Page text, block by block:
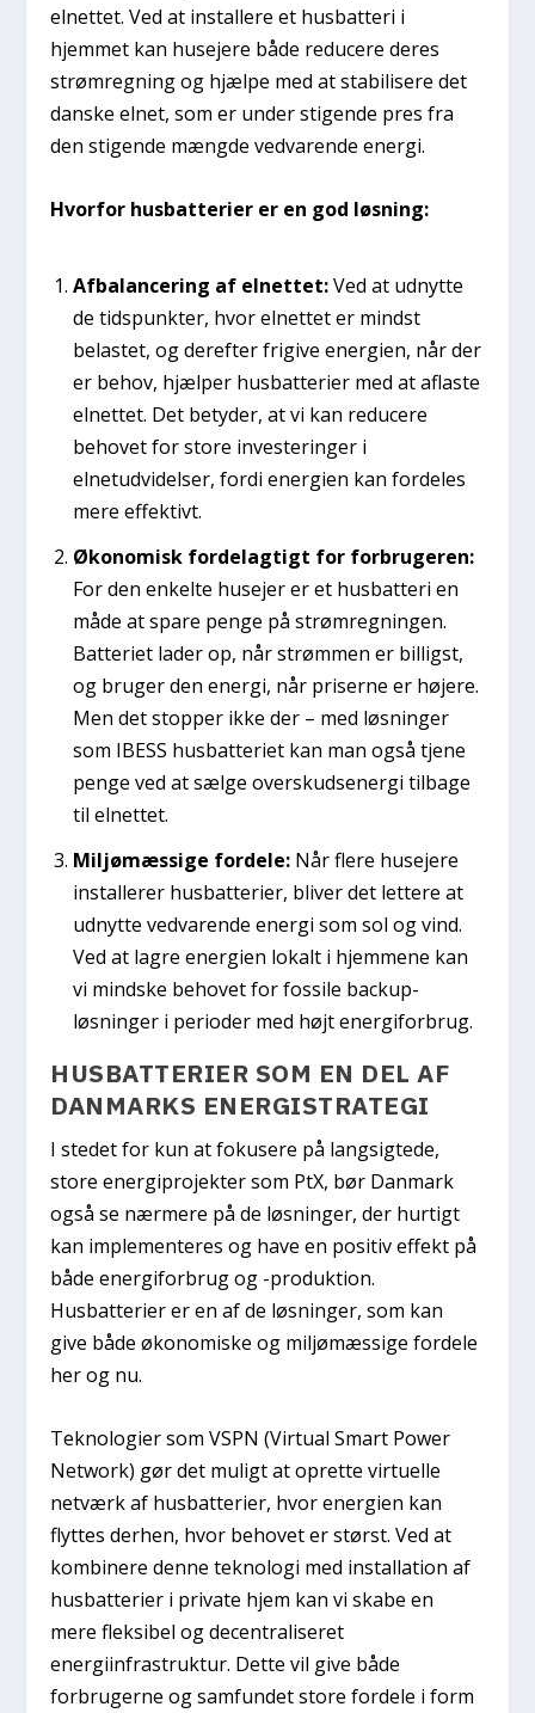
elnettet. Ved at installere et husbatteri i
hjemmet kan husejere både reducere deres
strømregning og hjælpe med at stabilisere det
danske elnet, som er under stigende pres fra
den stigende mængde vedvarende energi.
Hvorfor husbatterier er en god løsning:
Afbalancering af elnettet:Ved at udnytte
de tidspunkter, hvor elnettet er mindst
belastet, og derefter frigive energien, når der
er behov, hjælper husbatterier med at aflaste
elnettet. Det betyder, at vi kan reducere
behovet for store investeringer i
elnetudvidelser, fordi energien kan fordeles
mere effektivt.
Økonomisk fordelagtigt for forbrugeren:
For den enkelte husejer er et husbatteri en
måde at spare penge på strømregningen.
Batteriet lader op, når strømmen er billigst,
og bruger den energi, når priserne er højere.
Men det stopper ikke der – med løsninger
som IBESS husbatteriet kan man også tjene
penge ved at sælge overskudsenergi tilbage
til elnettet.
Miljømæssige fordele:Når flere husejere
installerer husbatterier, bliver det lettere at
udnytte vedvarende energi som sol og vind.
Ved at lagre energien lokalt i hjemmene kan
vi mindske behovet for fossile backup-
løsninger i perioder med højt energiforbrug.
HUSBATTERIER SOM EN DEL AF
DANMARKS ENERGISTRATEGI
I stedet for kun at fokusere på langsigtede,
store energiprojekter som PtX, bør Danmark
også se nærmere på de løsninger, der hurtigt
kan implementeres og have en positiv effekt på
både energiforbrug og -produktion.
Husbatterier er en af de løsninger, som kan
give både økonomiske og miljømæssige fordele
her og nu.
Teknologier som VSPN (Virtual Smart Power
Network) gør det muligt at oprette virtuelle
netværk af husbatterier, hvor energien kan
flyttes derhen, hvor behovet er størst. Ved at
kombinere denne teknologi med installation af
husbatterier i private hjem kan vi skabe en
mere fleksibel og decentraliseret
energiinfrastruktur. Dette vil give både
forbrugerne og samfundet store fordele i form